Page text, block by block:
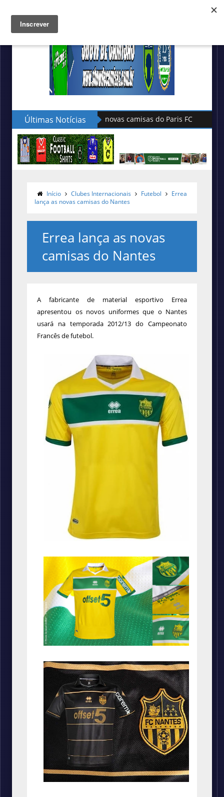
Últimas Notícias Hummel lança as novas camisas do
Início Clubes Internacionais Futebol
Errea
lança as novas camisas do Nantes
Errea lança as novas
camisas do Nantes
A fabricante de material esportivo Errea
apresentou os novos uniformes que o Nantes
usará na temporada 2012/13 do Campeonato
Francês de futebol.